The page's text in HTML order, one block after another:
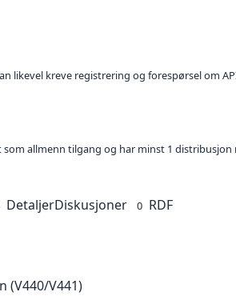
likevel kreve registrering og forespørsel om
som allmenn tilgang og har minst 1 distribusjon
DetaljerDiskusjoner 0 RDF
(V440/V441)